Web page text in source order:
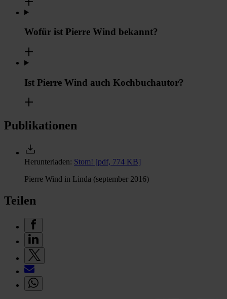
Wofür ist Pierre Wind bekannt?
Ist Pierre Wind auch Kochbuchautor?
Publikationen
Herunterladen: Stom! [pdf, 774 KB]
Pierre Wind in Linda (september 2016)
Teilen